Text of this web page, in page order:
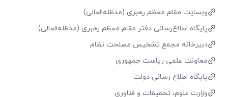
وبسایت مقام معظم رهبری (مد‌ظله‌العالی)
پایگاه اطلاع‌رسانی دفتر مقام معظم رهبری (مد‌ظله‌العالی)
دبیرخانه مجمع تشخیص مصلحت نظام
معاونت علمی ریاست جمهوری
پایگاه اطلاع رسانی دولت
وزارت علوم، تحقیقات و فناوری